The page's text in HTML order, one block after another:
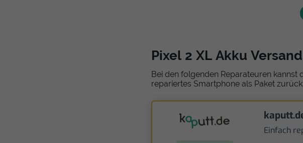
Pixel 2 XL Akku
Bei den folgenden Reparateuren kannst
repariertes Smartphone als Paket zurück.
Einfach